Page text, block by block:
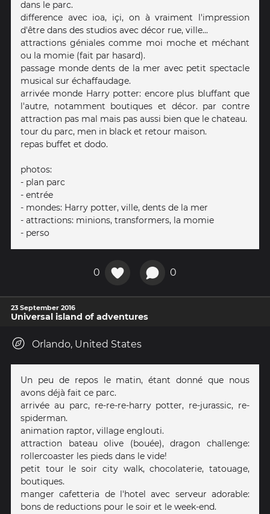
dans le parc.
difference avec ioa, içi, on à vraiment l'impression
d'être dans des studios avec décor rue, ville...
attractions géniales comme moi moche et méchant
ou la momie (fait par hasard).
passage monde dents de la mer avec petit spectacle
musical sur échaffaudage.
arrivée monde Harry potter: encore plus bluffant que
l'autre, notamment boutiques et décor. par contre
attraction pas mal mais pas aussi bien que le chateau.
tour du parc, men in black et retour maison.
repas buffet et dodo.
photos:
- plan parc
- entrée
- mondes: Harry potter, ville, dents de la mer
- attractions: minions, transformers, la momie
- perso
0 0
23 September 2016
Universal island of adventures
Orlando, United States
Un peu de repos le matin, étant donné que nous
avons déjà fait ce parc.
arrivée au parc, re-re-re-harry potter, re-jurassic, re-
spiderman.
animation raptor, village englouti.
attraction bateau olive (bouée), dragon challenge:
rollercoaster les pieds dans le vide!
petit tour le soir city walk, chocolaterie, tatouage,
boutiques.
manger cafetteria de l'hotel avec serveur adorable:
bons de reductions pour le soir et le week-end.